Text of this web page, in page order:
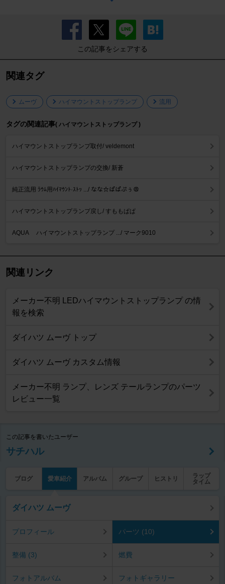
この記事をシェアする
関連タグ
ムーヴ ハイマウントストップランプ 流用
タグの関連記事( ハイマウントストップランプ )
ハイマウントストップランプ取付/ veldemont
ハイマウントストップランプの交換/ 新蒼
純正流用 ﾗｳﾑ用ﾊｲﾏｳﾝﾄ·ｽﾄｯ .../ なな☆ぱぱぷぅ＠
ハイマウントストップランプ戻し/ すももぱぱ
AQUA ハイマウントストップランプ .../ マーク9010
関連リンク
メーカー不明 LEDハイマウントストップランプ の情
報を検索
ダイハツ ムーヴ トップ
ダイハツ ムーヴ カスタム情報
メーカー不明 ランプ、レンズ テールランプのパーツ
レビュー一覧
この記事を書いたユーザー
サチハル
ブログ 愛車紹介 アルバム グループ ヒストリ
ラップ
タイム
ダイハツ ムーヴ
プロフィール パーツ (10)
整備 (3) 燃費
フォトアルバム フォトギャラリー